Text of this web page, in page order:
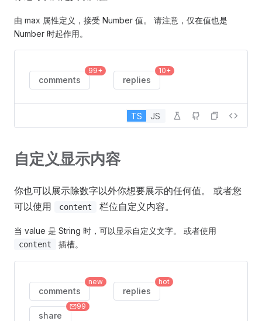
由 max 属性定义，接受 Number 值。 请注意，仅在值也是
Number 时起作用。
comments
99+
replies
10+
TS JS
自定义显示内容
你也可以展示除数字以外你想要展示的任何值。 或者您
可以使用
content 栏位自定义内容。
当 value 是 String 时，可以显示自定义文字。 或者使用
content 插槽。
comments
new
replies
hot
share
99